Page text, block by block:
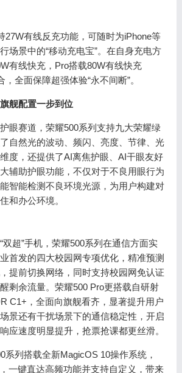
27W有线反充功能，可随时为iPhone等
场景中的“移动充电宝”。在自身充电方
有线快充，Pro搭载80W有线快充
全面保障超强体验“永不间断”。
舰配置一步到位
眼赛道，荣耀500系列支持九大荣耀绿
自然光的波动、频闪、亮度、节律、光
度，还提供了AI离焦护眼、AI干眼友好
辅助护眼功能，不仅对于不良用眼行为
智能检测不良环境光源，为用户构建对
和办公环境。
双超”手机，荣耀500系列在通信方面实
首发的四大校园网专项优化，精准预测
提前切换网络，同时支持校园网免认证
剩余流量。荣耀500 Pro更搭载自研射
C1+，全面向旗舰看齐，显著提升用户
景还有干扰场景下的通信稳定性，开启
应速度明显提升，抢票抢课都更丝滑。
系列搭载全新MagicOS 10操作系统，
一键直达高频功能并支持自定义，带来